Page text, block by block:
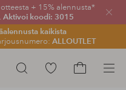
+ 15% alennusta*
Aktivoi koodi: 3015
kaikista
ALLOUTLET
Sulje
Hae
Siirry